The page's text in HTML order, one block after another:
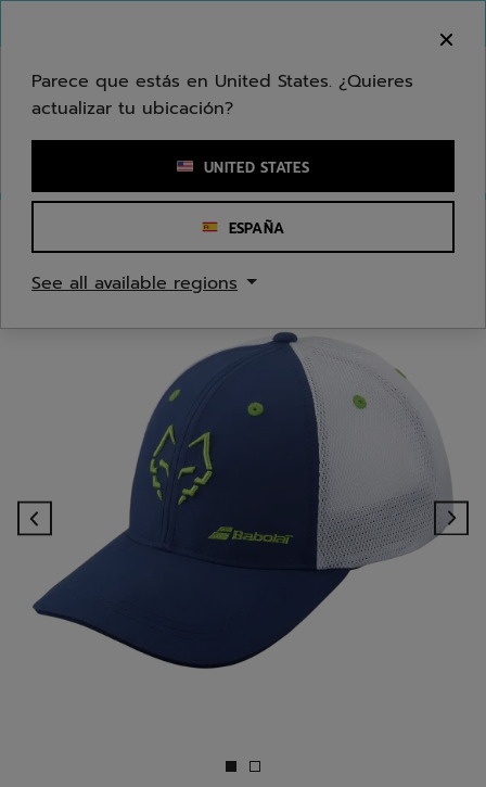
Ingresar una palabra clave o un número de artículo
Parece que estás en United States. ¿Quieres
actualizar tu ubicación?
UNITED STATES
ESPAÑA
See all available regions